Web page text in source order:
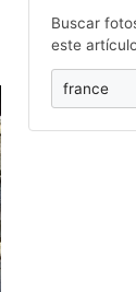
Buscar
este